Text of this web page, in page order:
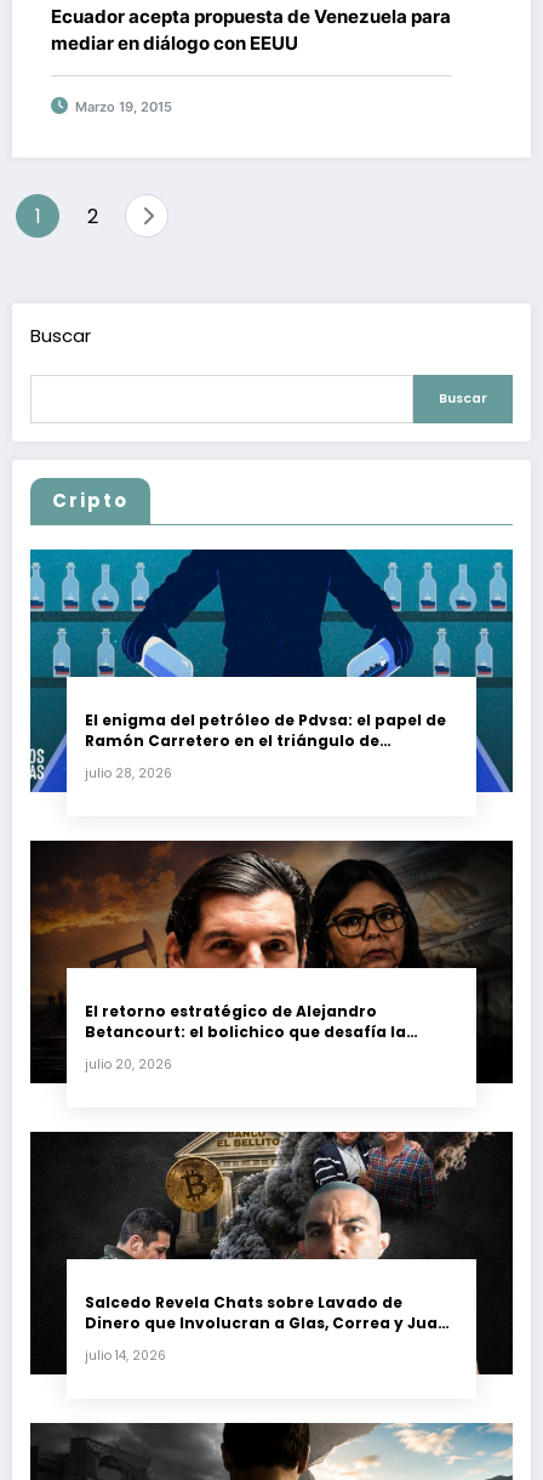
Ecuador acepta propuesta de Venezuela para
mediar en diálogo con EEUU
Marzo 19, 2015
Paginación
1 2
Buscar
Buscar
Cripto
El enigma del petróleo de Pdvsa: el papel de
Ramón Carretero en el triángulo de
julio 28, 2026
El retorno estratégico de Alejandro
Betancourt: el bolichico que desafía la
petrolera venezolana
julio 20, 2026
Salcedo Revela Chats sobre Lavado de
Dinero que Involucran a Glas, Correa y Juan
julio 14, 2026